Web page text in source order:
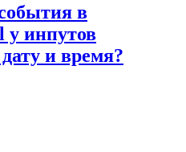
в
у инпутов
и время?